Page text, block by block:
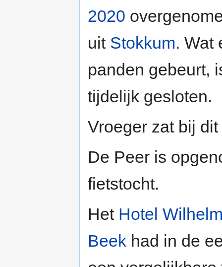
2020
uit Stokkum. Wat
panden gebeurt,
tijdelijk gesloten.
Vroeger zat bij
De Peer is
fietstocht.
Het Hotel
Beek had in de